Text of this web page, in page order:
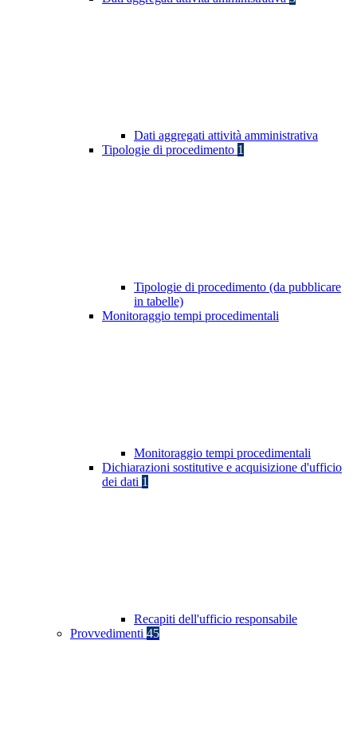
Dati aggregati attività amministrativa
Tipologie di procedimento 1
Tipologie di procedimento (da pubblicare
in tabelle)
Monitoraggio tempi procedimentali
Monitoraggio tempi procedimentali
Dichiarazioni sostitutive e acquisizione d'ufficio
dei dati 1
Recapiti dell'ufficio responsabile
Provvedimenti 45